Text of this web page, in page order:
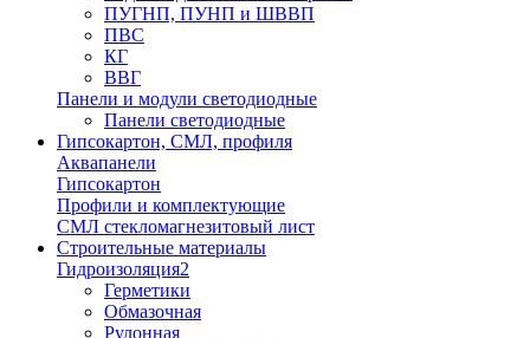
ПУГНП, ПУНП и ШВВП
ПВС
КГ
ВВГ
Панели и модули светодиодные
Панели светодиодные
Гипсокартон, СМЛ, профиля
Аквапанели
Гипсокартон
Профили и комплектующие
СМЛ стекломагнезитовый лист
Строительные материалы
Гидроизоляция2
Герметики
Обмазочная
Рулонная